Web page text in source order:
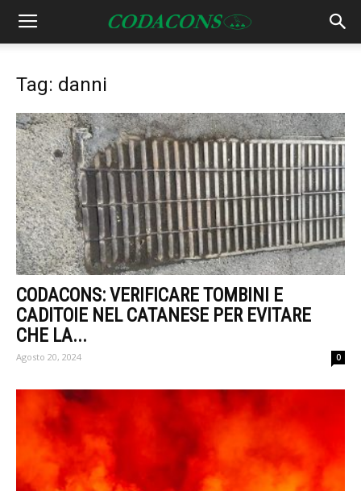
Tag: danni
CODACONS: VERIFICARE TOMBINI E
CADITOIE NEL CATANESE PER EVITARE
CHE LA...
Agosto 20, 2024 0